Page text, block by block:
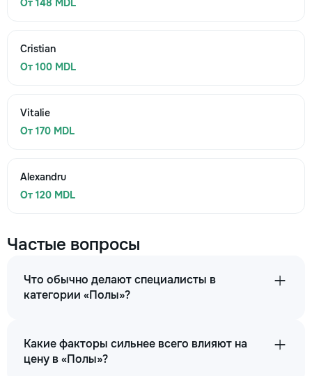
От 148 MDL
Cristian
От 100 MDL
Vitalie
От 170 MDL
Alexandru
От 120 MDL
Частые вопросы
Что обычно делают специалисты в
категории «Полы»?
Какие факторы сильнее всего влияют на
цену в «Полы»?